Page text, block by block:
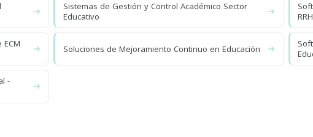
Sistemas de Gestión y Control Académico Sector
Educativo
Soluciones de Mejoramiento Continuo en Educación
-